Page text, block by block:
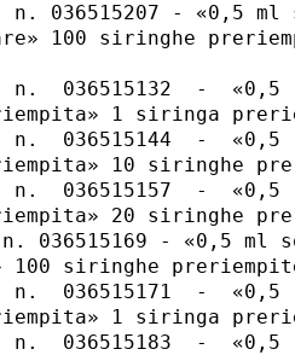
n. 036515207 - «0,5 ml
100 siringhe
n.  036515132  -  «0,5
1 siringa
n.  036515144  -  «0,5
10 siringhe
n.  036515157  -  «0,5
20 siringhe
036515169 - «0,5 ml
100 siringhe
n.  036515171  -  «0,5
1 siringa
n.  036515183  -  «0,5